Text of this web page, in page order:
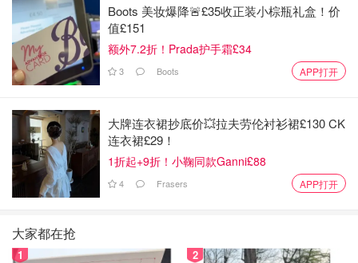
Boots 美妆爆降🚨£35收正装小棕瓶礼盒！价
值£151
额外7.2折！Prada护手霜£34
3 Boots APP打开
大牌连衣裙抄底价💥拉夫劳伦衬衫裙£130 CK
连衣裙£29！
1折起+9折！小鞠同款Ganni£88
4 Frasers APP打开
大家都在抢
1 2